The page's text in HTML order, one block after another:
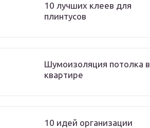
10 лучших клеев для
плинтусов
Шумоизоляция потолка в
квартире
10 идей организации